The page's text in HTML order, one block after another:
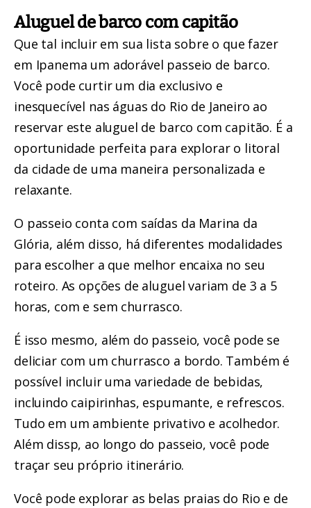
Aluguel de barco com capitão
Que tal incluir em sua lista sobre o que fazer
em Ipanema um adorável passeio de barco.
Você pode curtir um dia exclusivo e
inesquecível nas águas do Rio de Janeiro ao
reservar este aluguel de barco com capitão. É a
oportunidade perfeita para explorar o litoral
da cidade de uma maneira personalizada e
relaxante.
O passeio conta com saídas da Marina da
Glória, além disso, há diferentes modalidades
para escolher a que melhor encaixa no seu
roteiro. As opções de aluguel variam de 3 a 5
horas, com e sem churrasco.
É isso mesmo, além do passeio, você pode se
deliciar com um churrasco a bordo. Também é
possível incluir uma variedade de bebidas,
incluindo caipirinhas, espumante, e refrescos.
Tudo em um ambiente privativo e acolhedor.
Além dissp, ao longo do passeio, você pode
traçar seu próprio itinerário.
Você pode explorar as belas praias do Rio e de